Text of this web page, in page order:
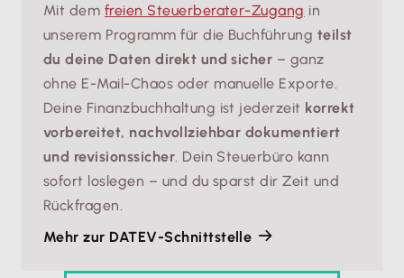
Mit dem freien Steuerberater-Zugang in
unserem Programm für die Buchführung teilst
du deine Daten direkt und sicher – ganz
ohne E-Mail-Chaos oder manuelle Exporte.
Deine Finanzbuchhaltung ist jederzeit korrekt
vorbereitet, nachvollziehbar dokumentiert
und revisionssicher . Dein Steuerbüro kann
sofort loslegen – und du sparst dir Zeit und
Rückfragen.
Mehr zur DATEV-Schnittstelle